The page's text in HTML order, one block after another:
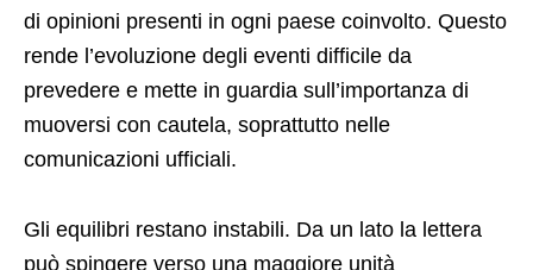
di opinioni presenti in ogni paese coinvolto. Questo
rende l’evoluzione degli eventi difficile da
prevedere e mette in guardia sull’importanza di
muoversi con cautela, soprattutto nelle
comunicazioni ufficiali.
Gli equilibri restano instabili. Da un lato la lettera
può spingere verso una maggiore unità